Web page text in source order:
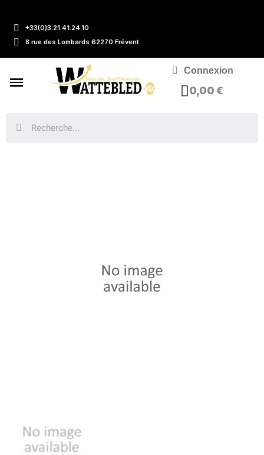
+33(0)3.21.41.24.10
8 rue des Lombards 62270 Frévent
Connexion
0,00 €